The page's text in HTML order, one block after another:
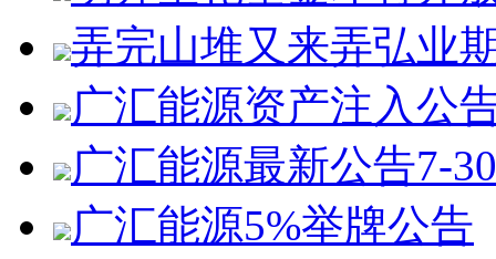
弄完山堆又来弄弘业
广汇能源资产注入公
广汇能源最新公告7-30
广汇能源5%举牌公告